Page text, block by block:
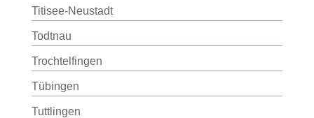
Titisee-Neustadt
Todtnau
Trochtelfingen
Tübingen
Tuttlingen